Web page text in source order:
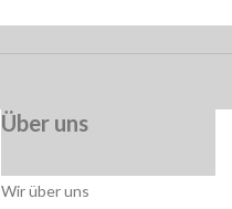
Über uns
Wir über uns